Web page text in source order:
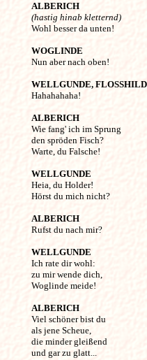
ALBERICH
(hastig hinab kletternd)
Wohl besser da unten!
WOGLINDE
Nun aber nach oben!
WELLGUNDE,
Hahahahaha!
ALBERICH
Wie fang' ich im Sprung
den spröden Fisch?
Warte, du Falsche!
WELLGUNDE
Heia, du Holder!
Hörst du mich nicht?
ALBERICH
Rufst du nach mir?
WELLGUNDE
Ich rate dir wohl:
zu mir wende dich,
Woglinde meide!
ALBERICH
Viel schöner bist du
als jene Scheue,
die minder gleißend
und gar zu glatt...